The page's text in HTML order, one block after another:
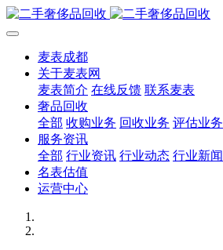
麦表成都
关于麦表网
麦表简介 在线反馈 联系麦表
奢品回收
全部 收购业务 回收业务 评估业务
服务资讯
全部 行业资讯 行业动态 行业新闻
名表估值
运营中心